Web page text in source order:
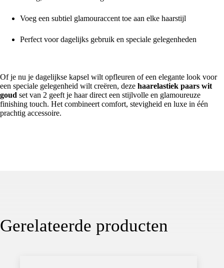
Voeg een subtiel glamouraccent toe aan elke haarstijl
Perfect voor dagelijks gebruik en speciale gelegenheden
Of je nu je dagelijkse kapsel wilt opfleuren of een elegante look voor
een speciale gelegenheid wilt creëren, deze haarelastiek paars wit
goud set van 2 geeft je haar direct een stijlvolle en glamoureuze
finishing touch. Het combineert comfort, stevigheid en luxe in één
prachtig accessoire.
Gerelateerde producten